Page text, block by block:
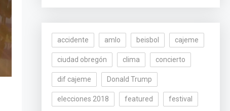
accidente amlo beisbol cajeme
ciudad obregón clima concierto
dif cajeme Donald Trump
elecciones 2018 featured festival